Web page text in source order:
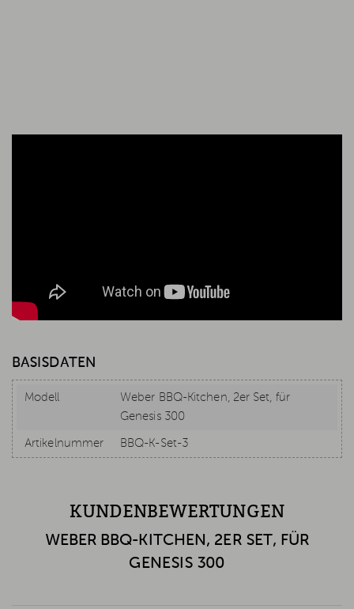
BASISDATEN
Modell
Weber BBQ-Kitchen, 2er Set, für
Genesis 300
Artikelnummer BBQ-K-Set-3
KUNDENBEWERTUNGEN
WEBER BBQ-KITCHEN, 2ER SET, FÜR
GENESIS 300